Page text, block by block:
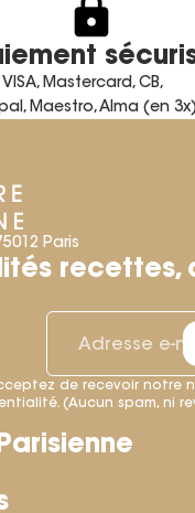
VISA, Mastercard, CB,
Maestro, Alma (en
Paris
recettes,
de recevoir notre
(Aucun spam, ni
de vente